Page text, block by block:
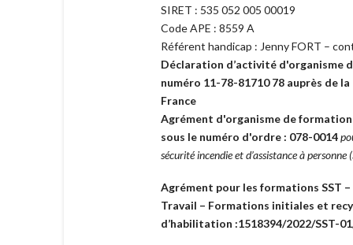
SIRET : 535 052 005 00019
Code APE : 8559 A
Référent handicap : Jenny FORT –
Déclaration d’activité d'organisme
numéro 11-78-81710 78 auprès de
France
Agrément d'organisme de
sous le numéro d'ordre : 078-0014
sécurité incendie et d’assistance à
Agrément pour les formations SST
Travail – Formations initiales et
d’habilitation :1518394/2022/SST-